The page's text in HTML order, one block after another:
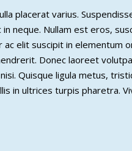
placerat varius.
neque. Nullam est eros,
elit suscipit in elementum
Donec laoreet
Quisque ligula metus,
in ultrices turpis pharetra.